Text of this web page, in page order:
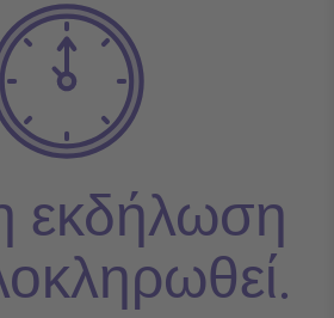
εκδήλωση